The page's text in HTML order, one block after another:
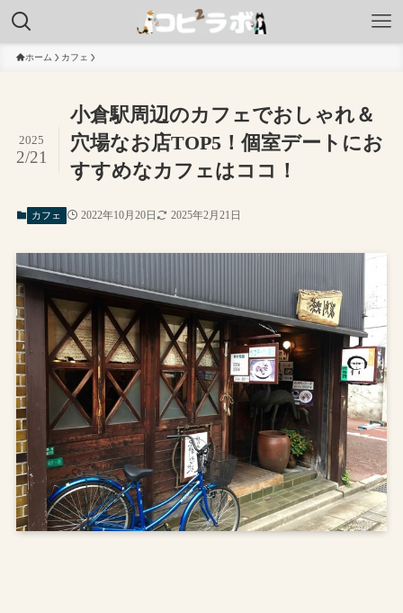
ホーム カフェ
小倉駅周辺のカフェでおしゃれ＆
穴場なお店TOP5！個室デートにお
すすめなカフェはココ！
2025
2/21
カフェ 2022年10月20日 2025年2月21日